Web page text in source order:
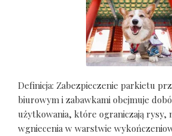
Definicja: Zabezpieczenie parkietu
biurowym i zabawkami obejmuje
użytkowania, które ograniczają rysy,
wgniecenia w warstwie